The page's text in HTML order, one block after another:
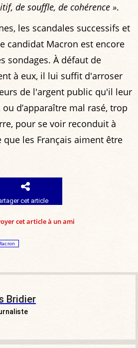
de souffle, de cohérence ».
les scandales successifs et
candidat Macron est encore
sondages. À défaut de
à eux, il lui suffit d'arroser
de l'argent public qu'il leur
d’apparaître mal rasé, trop
pour se voir reconduit à
que les Français aiment être
cet article
cet article à un ami
Bridier